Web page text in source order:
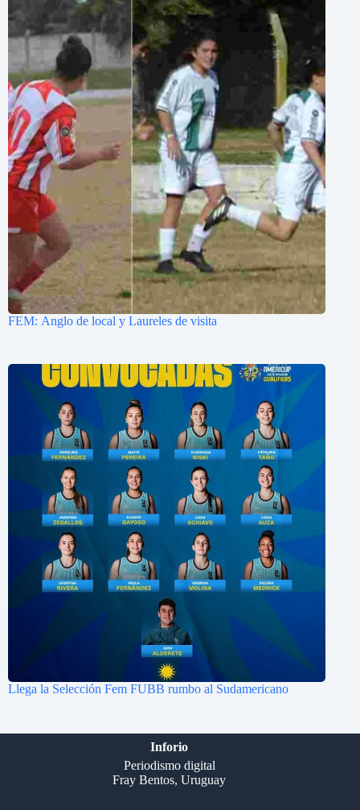
FEM: Anglo de local y Laureles de visita
Llega la Selección Fem FUBB rumbo al Sudamericano
Inforio
Periodismo digital
Fray Bentos, Uruguay